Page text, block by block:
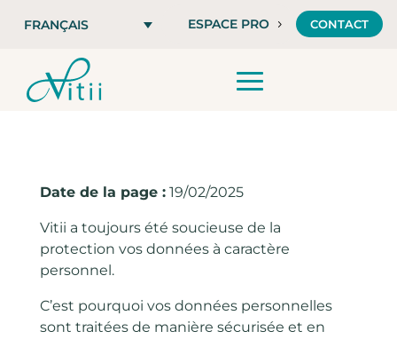
FRANÇAIS ESPACE PRO CONTACT
Date de la page :19/02/2025
Vitii a toujours été soucieuse de la
protection vos données à caractère
personnel.
C’est pourquoi vos données personnelles
sont traitées de manière sécurisée et en